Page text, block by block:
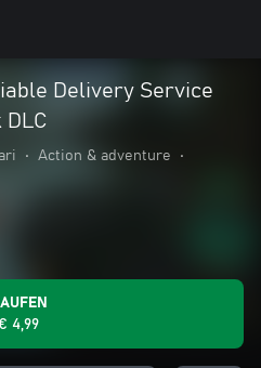
Delivery Service
DLC
• Action & adventure
•
4,99